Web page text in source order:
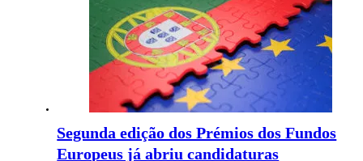
Segunda edição dos Prémios dos Fundos
Europeus já abriu candidaturas